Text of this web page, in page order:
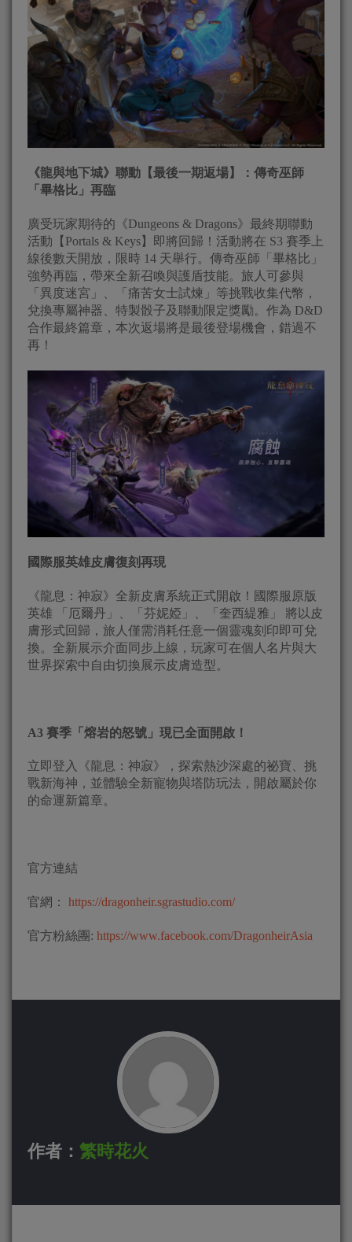
《龍與地下城》聯動【最後一期返場】：傳奇巫師
「畢格比」再臨
廣受玩家期待的《Dungeons & Dragons》最終期聯動
活動【Portals & Keys】即將回歸！活動將在 S3 賽季上
線後數天開放，限時 14 天舉行。傳奇巫師「畢格比」
強勢再臨，帶來全新召喚與護盾技能。旅人可參與
「異度迷宮」、「痛苦女士試煉」等挑戰收集代幣，
兌換專屬神器、特製骰子及聯動限定獎勵。作為 D&D
合作最終篇章，本次返場將是最後登場機會，錯過不
再！
國際服英雄皮膚復刻再現
《龍息：神寂》全新皮膚系統正式開啟！國際服原版
英雄 「厄爾丹」、「芬妮婭」、「奎西緹雅」 將以皮
膚形式回歸，旅人僅需消耗任意一個靈魂刻印即可兌
換。全新展示介面同步上線，玩家可在個人名片與大
世界探索中自由切換展示皮膚造型。
A3 賽季「熔岩的怒號」現已全面開啟！
立即登入《龍息：神寂》，探索熱沙深處的祕寶、挑
戰新海神，並體驗全新寵物與塔防玩法，開啟屬於你
的命運新篇章。
官方連結
官網： https://dragonheir.sgrastudio.com/
官方粉絲團: https://www.facebook.com/DragonheirAsia
作者： 繁時花火